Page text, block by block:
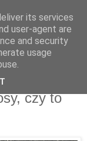
konkursy.
czy to
its services
user-agent are
and security
usage